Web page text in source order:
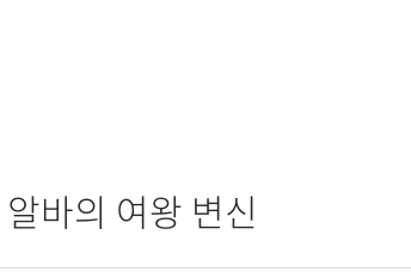
바의 여왕 변신